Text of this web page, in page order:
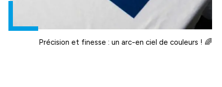
Précision et finesse : un arc-en ciel de couleurs ! 🌈